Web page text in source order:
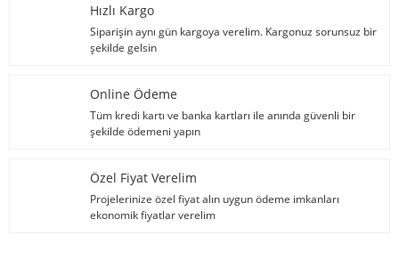
Hızlı Kargo
Siparişin aynı gün kargoya verelim. Kargonuz sorunsuz bir
şekilde gelsin
Online Ödeme
Tüm kredi kartı ve banka kartları ile anında güvenli bir
şekilde ödemeni yapın
Özel Fiyat Verelim
Projelerinize özel fiyat alın uygun ödeme imkanları
ekonomik fiyatlar verelim